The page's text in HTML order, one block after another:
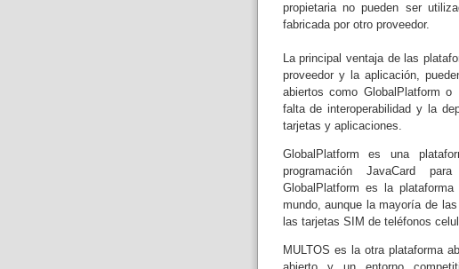
propietaria no pueden ser
fabricada por otro proveedor.
La principal ventaja de las
proveedor y la aplicación,
abiertos como GlobalPlatform
falta de interoperabilidad y la
tarjetas y aplicaciones.
GlobalPlatform es una
programación JavaCard
GlobalPlatform es la
mundo, aunque la mayoría de
las tarjetas SIM de teléfonos
MULTOS es la otra plataforma